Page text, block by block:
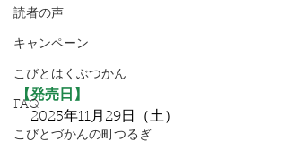
読者の声
キャンペーン
こびとはくぶつかん
FAQ
こびとづかんの町つるぎ
【発売日】
2025年11月29日（土）